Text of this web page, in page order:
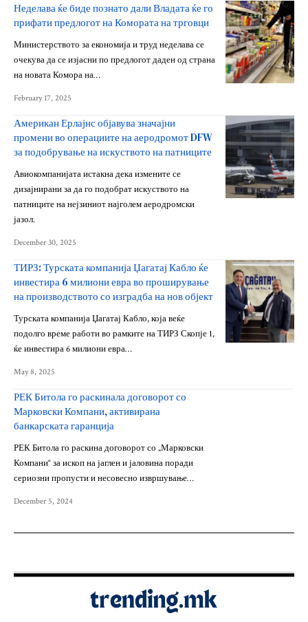
Неделава ќе биде познато дали Владата ќе го
прифати предлогот на Комората на трговци
Министерството за економија и труд неделава се
очекува да се изјасни по предлогот даден од страна
на новата Комора на…
February 17, 2025
Американ Ерлајнс објавува значајни
промени во операциите на аеродромот DFW
за подобрување на искуството на патниците
Авиокомпанијата истакна дека измените се
дизајнирани за да го подобрат искуството на
патниците на нејзиниот најголем аеродромски
јазол.
December 30, 2025
ТИРЗ: Турската компанија Џагатај Кабло ќе
инвестира 6 милиони евра во проширување
на производството со изградба на нов објект
Турската компанија Џагатај Кабло, која веќе
подолго време работи во рамките на ТИРЗ Скопје 1,
ќе инвестира 6 милиони евра…
May 8, 2025
РЕК Битола го раскинала договорот со
Марковски Компани, активирана
банкарската гаранција
РЕК Битола го раскина договорот со „Марковски
Компани“ за ископ на јаглен и јаловина поради
сериозни пропусти и несовесно извршување…
December 5, 2024